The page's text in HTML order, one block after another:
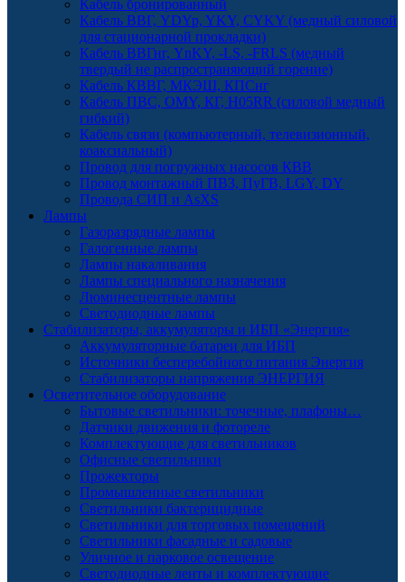
Кабель бронированный
Кабель ВВГ, YDYp, YKY, CYKY (медный силовой
для стационарной прокладки)
Кабель ВВГнг, YnKY, -LS, -FRLS (медный
твердый не распространяющий горение)
Кабель КВВГ, МКЭШ, КПСнг
Кабель ПВС, OMY, КГ, H05RR (силовой медный
гибкий)
Кабель связи (компьютерный, телевизионный,
коаксиальный)
Провод для погружных насосов КВВ
Провод монтажный ПВЗ, ПуГВ, LGY, DY
Провода СИП и AsXS
Лампы
Газоразрядные лампы
Галогенные лампы
Лампы накаливания
Лампы специального назначения
Люминесцентные лампы
Светодиодные лампы
Стабилизаторы, аккумуляторы и ИБП «Энергия»
Аккумуляторные батареи для ИБП
Источники бесперебойного питания Энергия
Стабилизаторы напряжения ЭНЕРГИЯ
Осветительное оборудование
Бытовые светильники: точечные, плафоны…
Датчики движения и фотореле
Комплектующие для светильников
Офисные светильники
Прожекторы
Промышленные светильники
Светильники бактерицидные
Светильники для торговых помещений
Светильники фасадные и садовые
Уличное и парковое освещение
Светодиодные ленты и комплектующие